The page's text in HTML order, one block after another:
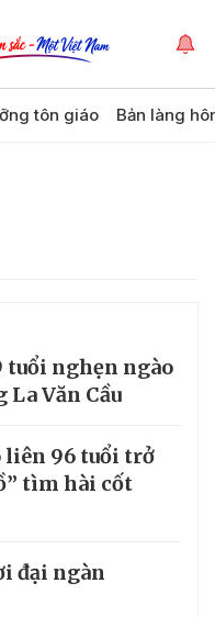
tôn giáo Bản làng
tuổi nghẹn ngào
Văn Cầu
liên 96 tuổi trở
tìm hài cốt
đại ngàn